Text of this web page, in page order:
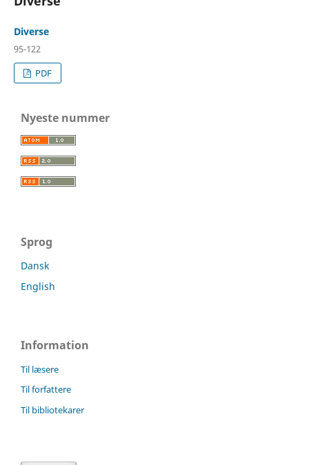
Diverse
95-122
PDF
Nyeste nummer
Sprog
Dansk
English
Information
Til læsere
Til forfattere
Til bibliotekarer